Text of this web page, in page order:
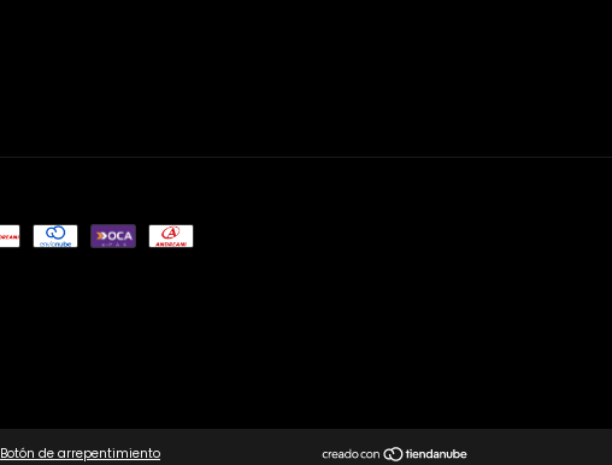
Botón de arrepentimiento